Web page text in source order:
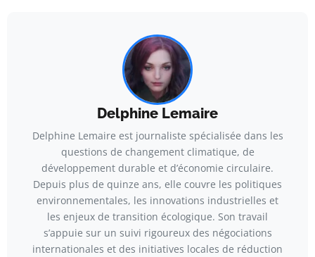
Delphine Lemaire
Delphine Lemaire est journaliste spécialisée dans les
questions de changement climatique, de
développement durable et d’économie circulaire.
Depuis plus de quinze ans, elle couvre les politiques
environnementales, les innovations industrielles et
les enjeux de transition écologique. Son travail
s’appuie sur un suivi rigoureux des négociations
internationales et des initiatives locales de réduction